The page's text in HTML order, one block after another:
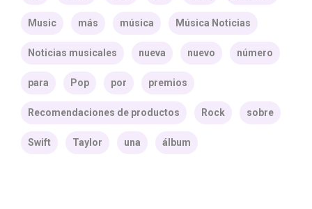
Music más música Música Noticias
Noticias musicales nueva nuevo número
para Pop por premios
Recomendaciones de productos Rock sobre
Swift Taylor una álbum